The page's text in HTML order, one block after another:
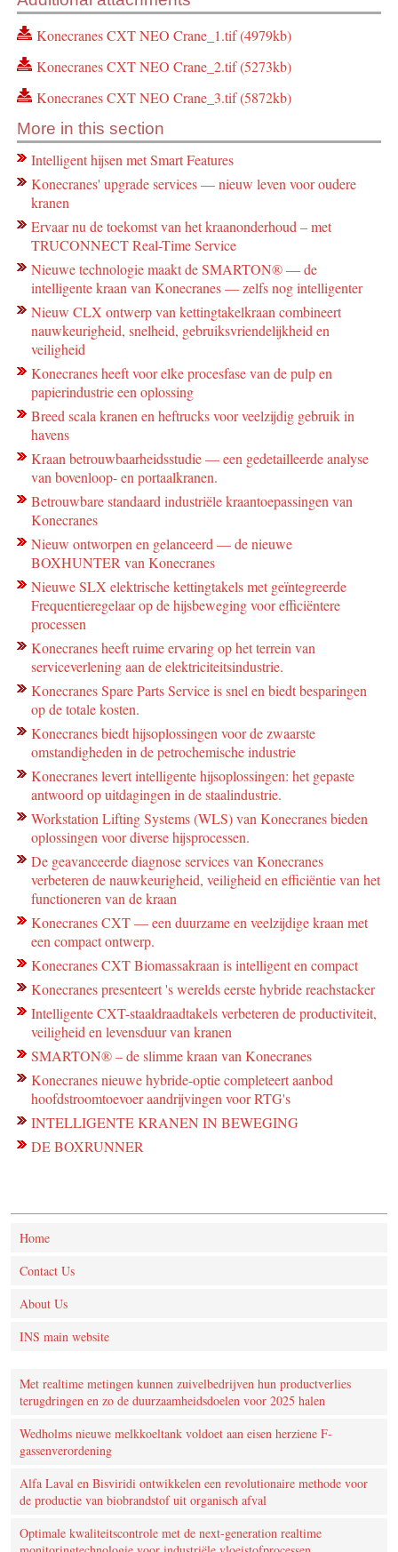
Konecranes CXT NEO Crane_1.tif (4979kb)
Konecranes CXT NEO Crane_2.tif (5273kb)
Konecranes CXT NEO Crane_3.tif (5872kb)
More in this section
Intelligent hijsen met Smart Features
Konecranes' upgrade services — nieuw leven voor oudere
kranen
Ervaar nu de toekomst van het kraanonderhoud – met
TRUCONNECT Real-Time Service
Nieuwe technologie maakt de SMARTON® ― de
intelligente kraan van Konecranes ― zelfs nog intelligenter
Nieuw CLX ontwerp van kettingtakelkraan combineert
nauwkeurigheid, snelheid, gebruiksvriendelijkheid en
veiligheid
Konecranes heeft voor elke procesfase van de pulp en
papierindustrie een oplossing
Breed scala kranen en heftrucks voor veelzijdig gebruik in
havens
Kraan betrouwbaarheidsstudie — een gedetailleerde analyse
van bovenloop- en portaalkranen.
Betrouwbare standaard industriële kraantoepassingen van
Konecranes
Nieuw ontworpen en gelanceerd — de nieuwe
BOXHUNTER van Konecranes
Nieuwe SLX elektrische kettingtakels met geïntegreerde
Frequentieregelaar op de hijsbeweging voor efficiëntere
processen
Konecranes heeft ruime ervaring op het terrein van
serviceverlening aan de elektriciteitsindustrie.
Konecranes Spare Parts Service is snel en biedt besparingen
op de totale kosten.
Konecranes biedt hijsoplossingen voor de zwaarste
omstandigheden in de petrochemische industrie
Konecranes levert intelligente hijsoplossingen: het gepaste
antwoord op uitdagingen in de staalindustrie.
Workstation Lifting Systems (WLS) van Konecranes bieden
oplossingen voor diverse hijsprocessen.
De geavanceerde diagnose services van Konecranes
verbeteren de nauwkeurigheid, veiligheid en efficiëntie van het
functioneren van de kraan
Konecranes CXT — een duurzame en veelzijdige kraan met
een compact ontwerp.
Konecranes CXT Biomassakraan is intelligent en compact
Konecranes presenteert 's werelds eerste hybride reachstacker
Intelligente CXT-staaldraadtakels verbeteren de productiviteit,
veiligheid en levensduur van kranen
SMARTON® – de slimme kraan van Konecranes
Konecranes nieuwe hybride-optie completeert aanbod
hoofdstroomtoevoer aandrijvingen voor RTG's
INTELLIGENTE KRANEN IN BEWEGING
DE BOXRUNNER
Home
Contact Us
About Us
INS main website
Met realtime metingen kunnen zuivelbedrijven hun productverlies
terugdringen en zo de duurzaamheidsdoelen voor 2025 halen
Wedholms nieuwe melkkoeltank voldoet aan eisen herziene F-
gassenverordening
Alfa Laval en Bisviridi ontwikkelen een revolutionaire methode voor
de productie van biobrandstof uit organisch afval
Optimale kwaliteitscontrole met de next-generation realtime